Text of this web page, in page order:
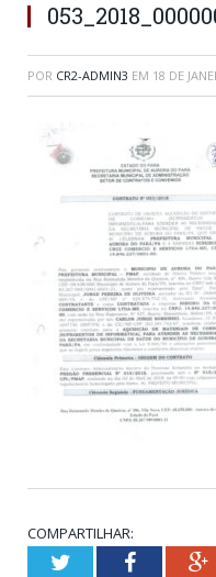
POR CR2-ADMIN3 EM 18 DE
COMPARTILHAR:
TwitterFacebook